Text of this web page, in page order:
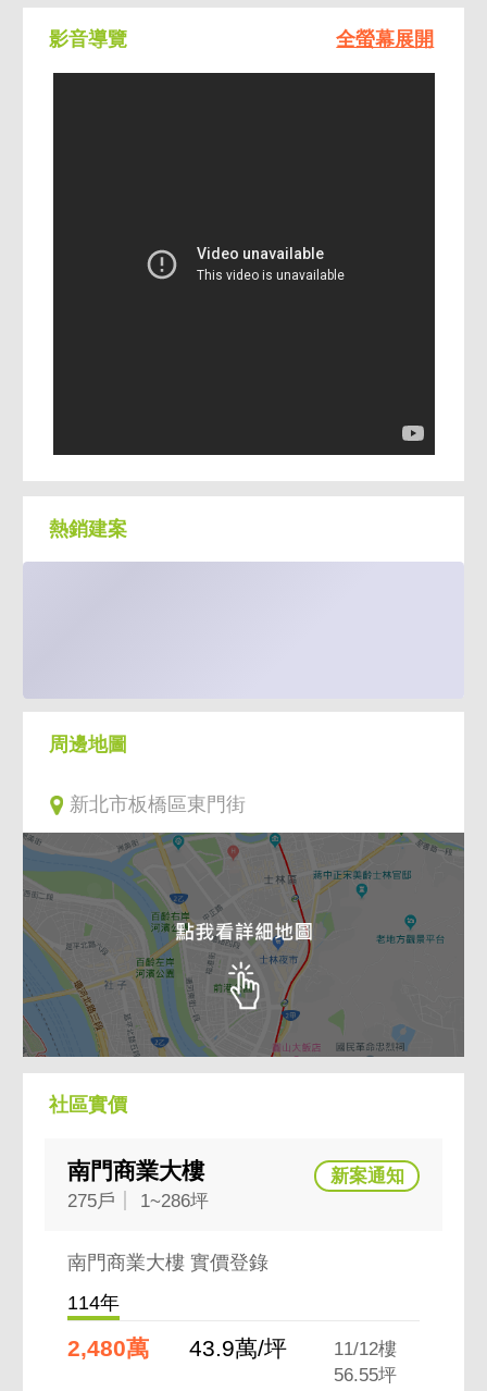
影音導覽 全螢幕展開
熱銷建案
周邊地圖
新北市板橋區東門街
社區實價
南門商業大樓
275戶 1~286坪
南門商業大樓 實價登錄
114年
2,480萬 43.9萬/坪
11/12樓
56.55坪